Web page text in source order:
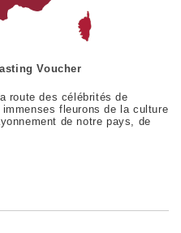
Voucher
route des célébrités de
fleurons de la culture
de notre pays, de